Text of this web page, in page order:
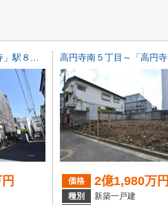
価格 2億1,980万円
種別
新築一戸建